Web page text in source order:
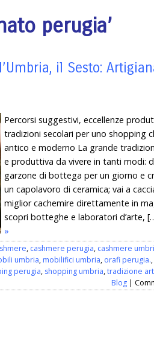
perugia’
il Sesto:
Percorsi suggestivi, eccellenze
tradizioni secolari per uno shopping
antico e moderno La grande
e produttiva da vivere in tanti modi:
garzone di bottega per un giorno e
un capolavoro di ceramica; vai a
miglior cachemire direttamente in
scopri botteghe e laboratori d’arte,
»
, cashmere perugia, cashmere
umbria, mobilifici umbria, orafi perugia.,
perugia, shopping umbria,tradizione
Blog |